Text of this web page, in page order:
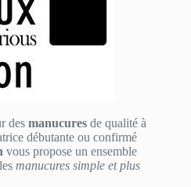
des manucures de qualité à
débutante ou confirmé
vous propose un ensemble
manucures simple et plus